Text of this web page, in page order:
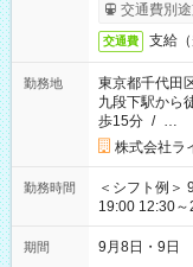
交通費別
交通費 支給（
勤務地
東京都千代田
九段下駅から
歩15分 / …
株式会社ラ
勤務時間
＜シフト例＞
19:00 12:30～22:00 上記の時間から好きな
時間は変更と
期間 9月8日・9日